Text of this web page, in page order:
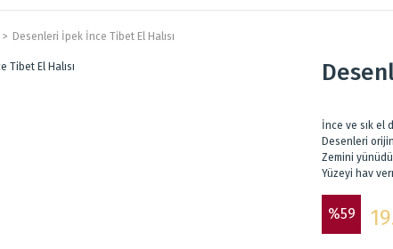
Desenleri İpek İnce Tibet El Halısı
İnce ve sık el
Desenleri
Zemini
Yüzeyi hav
%59